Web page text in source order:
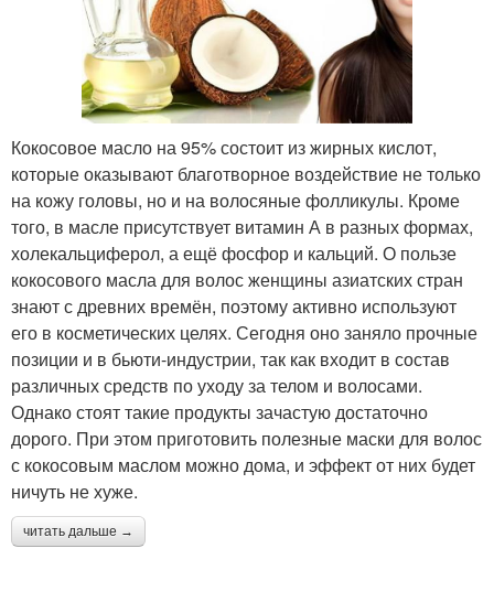
Кокосовое масло на 95% состоит из жирных кислот,
которые оказывают благотворное воздействие не только
на кожу головы, но и на волосяные фолликулы. Кроме
того, в масле присутствует витамин А в разных формах,
холекальциферол, а ещё фосфор и кальций. О пользе
кокосового масла для волос женщины азиатских стран
знают с древних времён, поэтому активно используют
его в косметических целях. Сегодня оно заняло прочные
позиции и в бьюти-индустрии, так как входит в состав
различных средств по уходу за телом и волосами.
Однако стоят такие продукты зачастую достаточно
дорого. При этом приготовить полезные маски для волос
с кокосовым маслом можно дома, и эффект от них будет
ничуть не хуже.
читать дальше →